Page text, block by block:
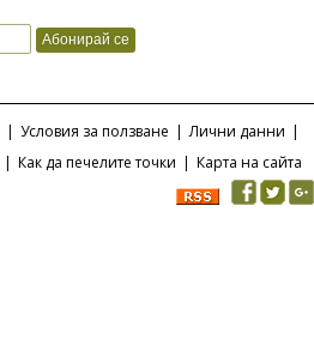
| Условия за ползване | Лични данни |
| Как да печелите точки | Карта на сайта